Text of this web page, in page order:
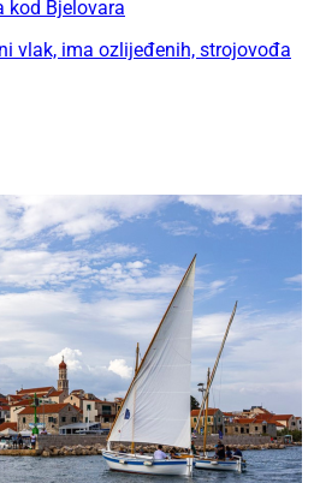
kod Bjelovara
vlak, ima ozlijeđenih, strojovođa